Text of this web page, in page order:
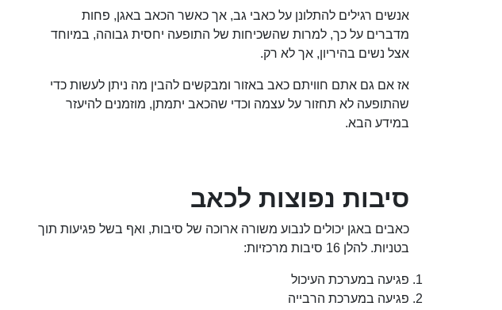
אנשים רגילים להתלונן על כאבי גב, אך כאשר הכאב באגן, פחות
מדברים על כך, למרות שהשכיחות של התופעה יחסית גבוהה, במיוחד
אצל נשים בהיריון, אך לא רק.
אז אם גם אתם חוויתם כאב באזור ומבקשים להבין מה ניתן לעשות כדי
שהתופעה לא תחזור על עצמה וכדי שהכאב יתמתן, מוזמנים להיעזר
במידע הבא.
סיבות נפוצות לכאב
כאבים באגן יכולים לנבוע משורה ארוכה של סיבות, ואף בשל פגיעות תוך
בטניות. להלן 16 סיבות מרכזיות:
פגיעה במערכת העיכול
פגיעה במערכת הרבייה